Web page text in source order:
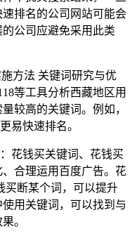
排名的公司网站可能会
公司应避免采用此类
方法 关键词研究与优
等工具分析西藏地区用
较高的关键词。例如，
易快速排名。
花钱买关键词、花钱买
合理运用百度广告。花
买断某个词，可以提升
用关键词，可以找到与
。